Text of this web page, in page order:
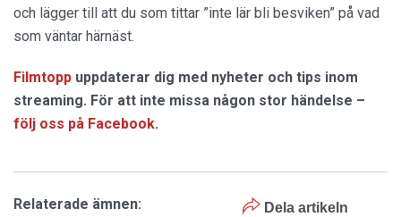
och lägger till att du som tittar ”inte lär bli besviken” på vad
som väntar härnäst.
Filmtopp uppdaterar dig med nyheter och tips inom
streaming. För att inte missa någon stor händelse –
följ oss på Facebook.
Dela artikeln
Relaterade ämnen: